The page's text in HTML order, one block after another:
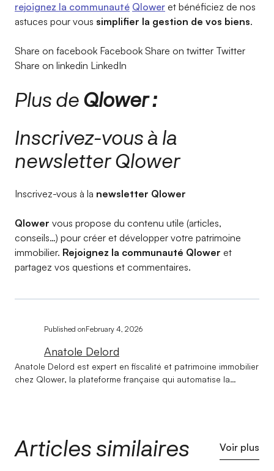
rejoignez la communauté Qlower et bénéficiez de nos
astuces pour vous simplifier la gestion de vos biens.
Share on facebook Facebook Share on twitter Twitter
Share on linkedin LinkedIn
Plus de Qlower :
Inscrivez-vous à la
newsletter Qlower​
Inscrivez-vous à la newsletter Qlower​
Qlower vous propose du contenu utile (articles,
conseils…) pour créer et développer votre patrimoine
immobilier. Rejoignez la communauté Qlower et
partagez vos questions et commentaires.
Published onFebruary 4, 2026
Anatole Delord
Anatole Delord est expert en fiscalité et patrimoine immobilier
chez Qlower, la plateforme française qui automatise la
problématiques fiscales et patrimoniales. Au cœur de son
expertise : aider chaque investisseur à choisir la structure de
Articles similaires Voir plus